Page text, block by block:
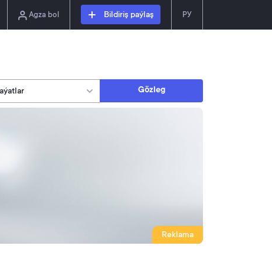
Agza bol Bildiriş paýlaş РУ
Gözleg
Reklama